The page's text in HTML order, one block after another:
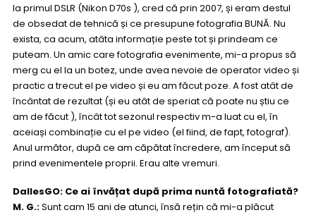
la primul DSLR (Nikon D70s ), cred că prin 2007, și eram destul
de obsedat de tehnică și ce presupune fotografia BUNĂ. Nu
exista, ca acum, atâta informație peste tot și prindeam ce
puteam. Un amic care fotografia evenimente, mi-a propus să
merg cu el la un botez, unde avea nevoie de operator video și
practic a trecut el pe video și eu am făcut poze. A fost atât de
încântat de rezultat (și eu atât de speriat că poate nu știu ce
am de făcut ), încât tot sezonul respectiv m-a luat cu el, în
aceiași combinație cu el pe video (el fiind, de fapt, fotograf).
Anul următor, după ce am căpătat încredere, am început să
prind evenimentele proprii. Erau alte vremuri.
DallesGO: Ce ai învățat după prima nuntă fotografiată?
M. G.:Sunt cam 15 ani de atunci, însă rețin că mi-a plăcut